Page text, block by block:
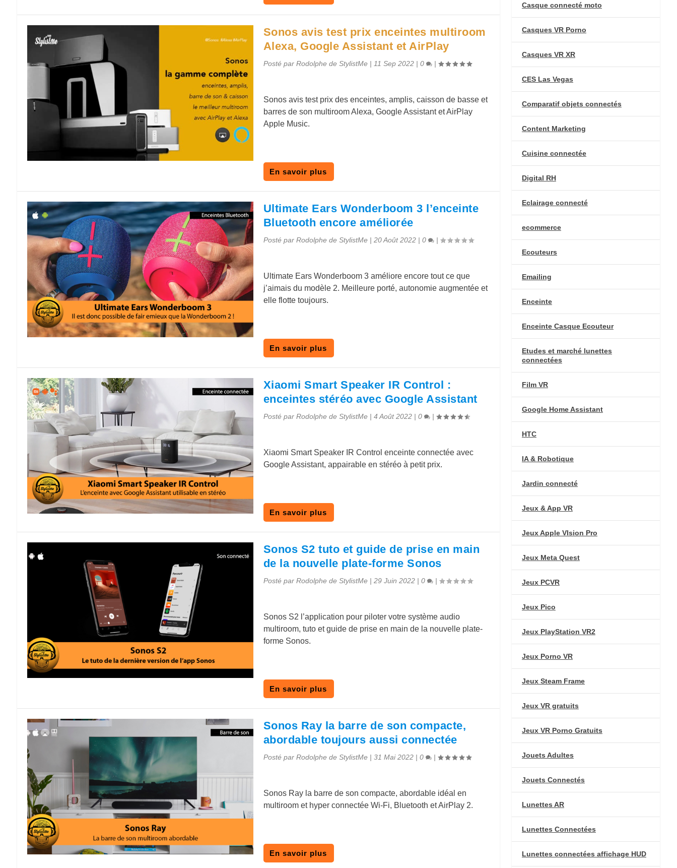
Sonos avis test prix enceintes multiroom
Alexa, Google Assistant et AirPlay
Posté par Rodolphe de StylistMe| 11 Sep 2022| 0 |
Sonos avis test prix des enceintes, amplis, caisson de basse et
barres de son multiroom Alexa, Google Assistant et AirPlay
Apple Music.
En savoir plus
Ultimate Ears Wonderboom 3 l’enceinte
Bluetooth encore améliorée
Posté par Rodolphe de StylistMe| 20 Août 2022| 0 |
Ultimate Ears Wonderboom 3 améliore encore tout ce que
j’aimais du modèle 2. Meilleure porté, autonomie augmentée et
elle flotte toujours.
En savoir plus
Xiaomi Smart Speaker IR Control :
enceintes stéréo avec Google Assistant
Posté par Rodolphe de StylistMe| 4 Août 2022| 0 |
Xiaomi Smart Speaker IR Control enceinte connectée avec
Google Assistant, appairable en stéréo à petit prix.
En savoir plus
Sonos S2 tuto et guide de prise en main
de la nouvelle plate-forme Sonos
Posté par Rodolphe de StylistMe| 29 Juin 2022| 0 |
Sonos S2 l’application pour piloter votre système audio
multiroom, tuto et guide de prise en main de la nouvelle plate-
forme Sonos.
En savoir plus
Sonos Ray la barre de son compacte,
abordable toujours aussi connectée
Posté par Rodolphe de StylistMe| 31 Mai 2022| 0 |
Sonos Ray la barre de son compacte, abordable idéal en
multiroom et hyper connectée Wi-Fi, Bluetooth et AirPlay 2.
En savoir plus
Casque connecté moto
Casques VR Porno
Casques VR XR
CES Las Vegas
Comparatif objets connectés
Content Marketing
Cuisine connectée
Digital RH
Eclairage connecté
ecommerce
Ecouteurs
Emailing
Enceinte
Enceinte Casque Ecouteur
Etudes et marché lunettes
connectées
Film VR
Google Home Assistant
HTC
IA & Robotique
Jardin connecté
Jeux & App VR
Jeux Apple VIsion Pro
Jeux Meta Quest
Jeux PCVR
Jeux Pico
Jeux PlayStation VR2
Jeux Porno VR
Jeux Steam Frame
Jeux VR gratuits
Jeux VR Porno Gratuits
Jouets Adultes
Jouets Connectés
Lunettes AR
Lunettes Connectées
Lunettes connectées affichage HUD